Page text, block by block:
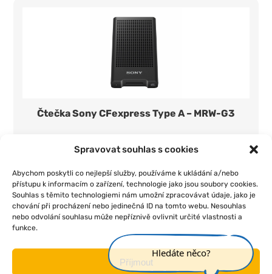
Spravovat souhlas s cookies
Abychom poskytli co nejlepší služby, používáme k ukládání a/nebo
přístupu k informacím o zařízení, technologie jako jsou soubory cookies.
Souhlas s těmito technologiemi nám umožní zpracovávat údaje, jako je
chování při procházení nebo jedinečná ID na tomto webu. Nesouhlas
nebo odvolání souhlasu může nepříznivě ovlivnit určité vlastnosti a
funkce.
Příjmout
Čtečka Sony CFexpress Type A – MRW-G3
Úvod | O nás | Pojištění | Obchodní podmínky | Kontakt
Hledáte něco?